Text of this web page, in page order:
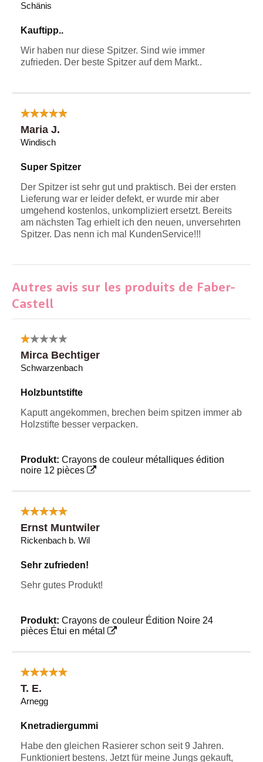
Schänis
Kauftipp..
Wir haben nur diese Spitzer. Sind wie immer
zufrieden. Der beste Spitzer auf dem Markt..
Maria J.
Windisch
Super Spitzer
Der Spitzer ist sehr gut und praktisch. Bei der ersten
Lieferung war er leider defekt, er wurde mir aber
umgehend kostenlos, unkompliziert ersetzt. Bereits
am nächsten Tag erhielt ich den neuen, unversehrten
Spitzer. Das nenn ich mal KundenService!!!
Autres avis sur les produits de Faber-
Castell
Mirca Bechtiger
Schwarzenbach
Holzbuntstifte
Kaputt angekommen, brechen beim spitzen immer ab
Holzstifte besser verpacken.
Produkt: Crayons de couleur métalliques édition
noire 12 pièces
Ernst Muntwiler
Rickenbach b. Wil
Sehr zufrieden!
Sehr gutes Produkt!
Produkt: Crayons de couleur Édition Noire 24
pièces Étui en métal
T. E.
Arnegg
Knetradiergummi
Habe den gleichen Rasierer schon seit 9 Jahren.
Funktioniert bestens. Jetzt für meine Jungs gekauft,